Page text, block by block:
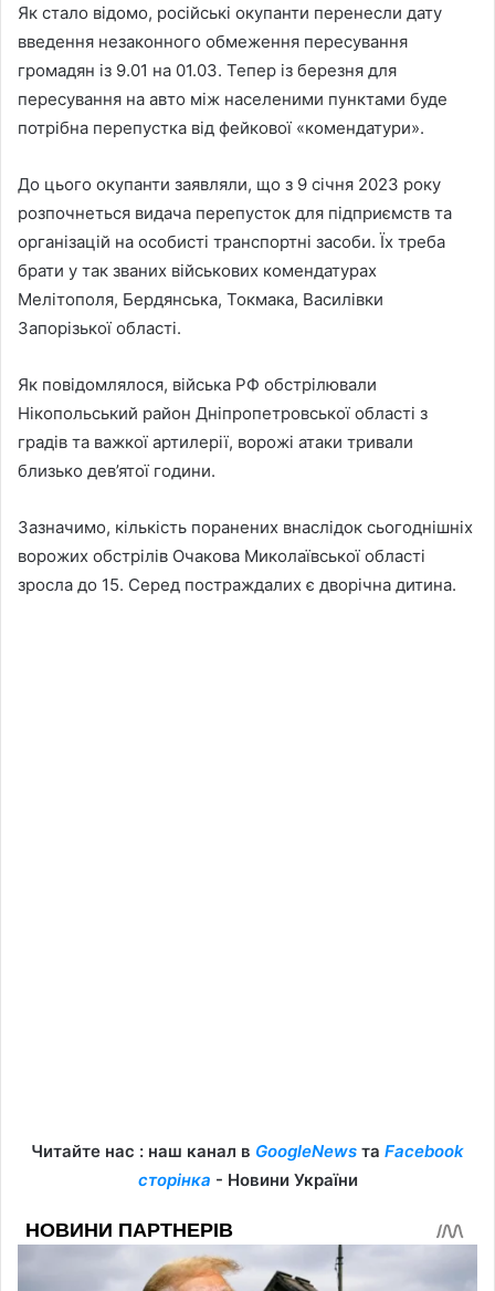
Як стало відомо, російські окупанти перенесли дату
введення незаконного обмеження пересування
громадян із 9.01 на 01.03. Тепер із березня для
пересування на авто між населеними пунктами буде
потрібна перепустка від фейкової «комендатури».
До цього окупанти заявляли, що з 9 січня 2023 року
розпочнеться видача перепусток для підприємств та
організацій на особисті транспортні засоби. Їх треба
брати у так званих військових комендатурах
Мелітополя, Бердянська, Токмака, Василівки
Запорізької області.
Як повідомлялося, війська РФ обстрілювали
Нікопольський район Дніпропетровської області з
градів та важкої артилерії, ворожі атаки тривали
близько дев’ятої години.
Зазначимо, кількість поранених внаслідок сьогоднішніх
ворожих обстрілів Очакова Миколаївської області
зросла до 15. Серед постраждалих є дворічна дитина.
Читайте нас : наш канал в GoogleNews та Facebook
сторінка - Новини України